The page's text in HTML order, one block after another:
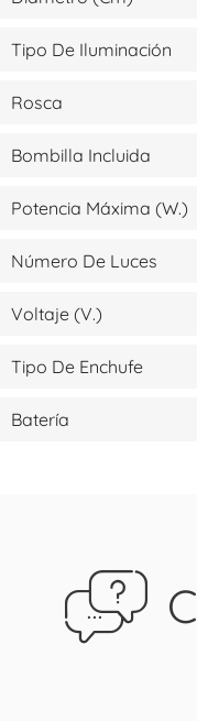
Tipo De Iluminación
Rosca
Bombilla Incluida
Potencia Máxima (W.)
Número De Luces
Voltaje (V.)
Tipo De Enchufe
Batería